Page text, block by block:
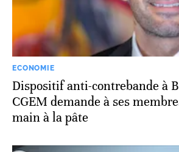
ECONOMIE
Dispositif anti-contrebande à
CGEM demande à ses
main à la pâte